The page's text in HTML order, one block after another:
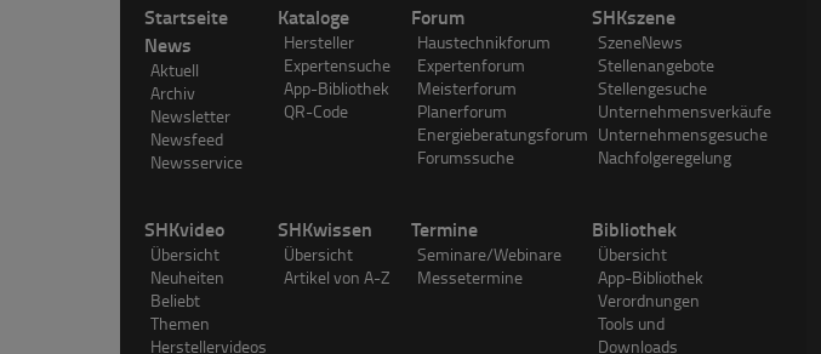
Startseite
News
Aktuell
Archiv
Newsletter
Newsfeed
Newsservice
Kataloge
Hersteller
Expertensuche
App-Bibliothek
QR-Code
Forum
Haustechnikforum
Expertenforum
Meisterforum
Planerforum
Energieberatungsforum
Forumssuche
SHKszene
SzeneNews
Stellenangebote
Stellengesuche
Unternehmensverkäufe
Unternehmensgesuche
Nachfolgeregelung
SHKvideo
Übersicht
Neuheiten
Beliebt
Themen
Herstellervideos
SHKwissen
Übersicht
Artikel von A-Z
Termine
Seminare/Webinare
Messetermine
Bibliothek
Übersicht
App-Bibliothek
Verordnungen
Tools und
Downloads